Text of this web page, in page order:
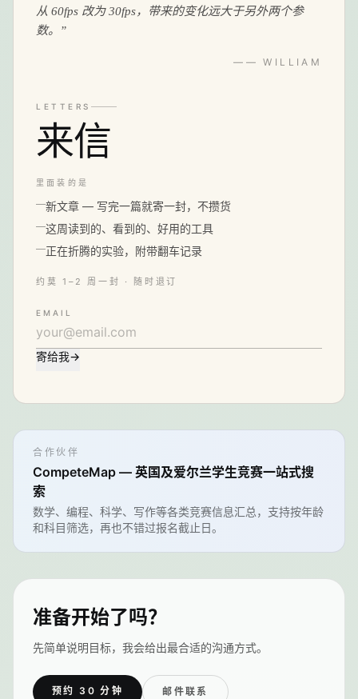
从 60fps 改为 30fps，带来的变化远大于另外两个参
数。
”
—— WILLIAM
LETTERS
来信
里面装的是
新文章 — 写完一篇就寄一封，不攒货
这周读到的、看到的、好用的工具
正在折腾的实验，附带翻车记录
约莫 1–2 周一封 · 随时退订
EMAIL
寄给我→
合作伙伴
CompeteMap — 英国及爱尔兰学生竞赛一站式搜
索
数学、编程、科学、写作等各类竞赛信息汇总，支持按年龄
和科目筛选，再也不错过报名截止日。
准备开始了吗？
先简单说明目标，我会给出最合适的沟通方式。
预约 30 分钟 邮件联系